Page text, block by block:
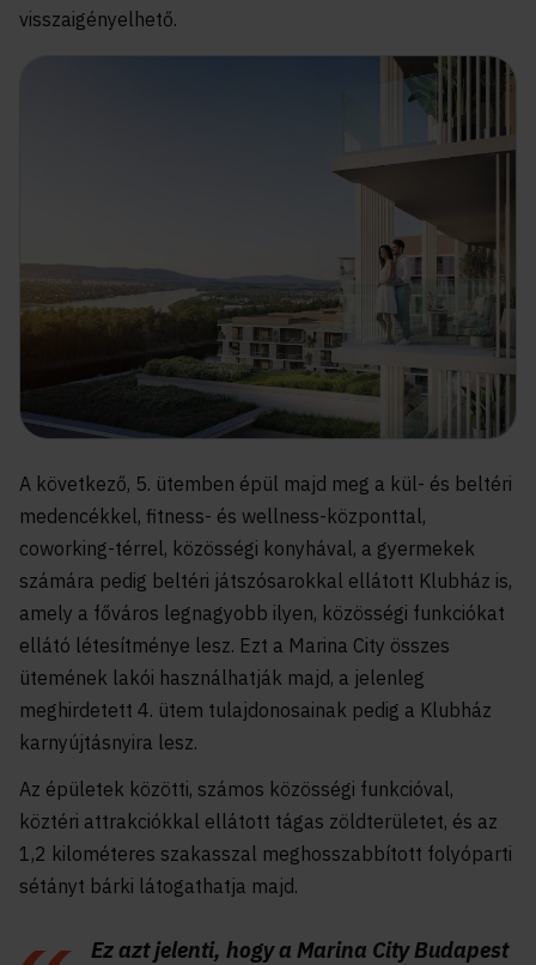
visszaigényelhető.
A következő, 5. ütemben épül majd meg a kül- és beltéri
medencékkel, fitness- és wellness-központtal,
coworking-térrel, közösségi konyhával, a gyermekek
számára pedig beltéri játszósarokkal ellátott Klubház is,
amely a főváros legnagyobb ilyen, közösségi funkciókat
ellátó létesítménye lesz. Ezt a Marina City összes
ütemének lakói használhatják majd, a jelenleg
meghirdetett 4. ütem tulajdonosainak pedig a Klubház
karnyújtásnyira lesz.
Az épületek közötti, számos közösségi funkcióval,
köztéri attrakciókkal ellátott tágas zöldterületet, és az
1,2 kilométeres szakasszal meghosszabbított folyóparti
sétányt bárki látogathatja majd.
Ez azt jelenti, hogy a Marina City Budapest